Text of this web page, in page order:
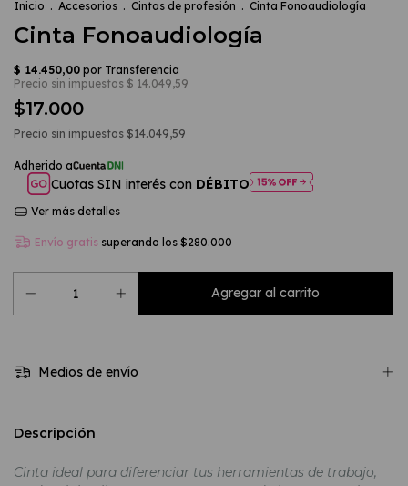
Inicio . Accesorios . Cintas de profesión . Cinta Fonoaudiología
Cinta Fonoaudiología
$17.000
Precio sin impuestos $14.049,59
Cuotas SIN interés con DÉBITO
Ver más detalles
Envío gratis superando los $280.000
Medios de envío
Descripción
Cinta ideal para diferenciar tus herramientas de trabajo,